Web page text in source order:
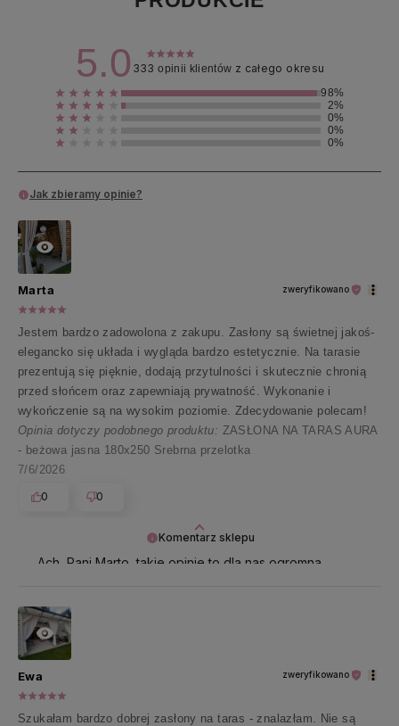
5.0 333 opinii klientów z całego okresu
98%
2%
0%
0%
0%
Jak zbieramy opinie?
Komentarz sklepu
Ach, Pani Marto, takie opinie to dla nas ogromna
Marta zweryfikowano
Jestem bardzo zadowolona z zakupu. Zasłony są świetnej jakoś-
elegancko się układa i wygląda bardzo estetycznie. Na tarasie
prezentują się pięknie, dodają przytulności i skutecznie chronią
przed słońcem oraz zapewniają prywatność. Wykonanie i
wykończenie są na wysokim poziomie. Zdecydowanie polecam!
Opinia dotyczy podobnego produktu: ZASŁONA NA TARAS AURA
- beżowa jasna 180x250 Srebrna przelotka
7/6/2026
0
0
Ewa zweryfikowano
Szukałam bardzo dobrej zasłony na taras - znalazłam. Nie są